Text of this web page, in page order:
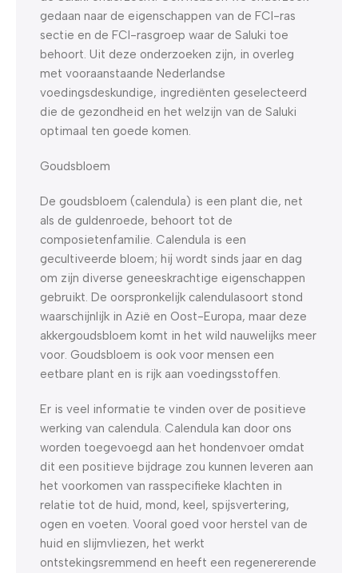
gedaan naar de eigenschappen van de FCI-ras
sectie en de FCI-rasgroep waar de Saluki toe
behoort. Uit deze onderzoeken zijn, in overleg
met vooraanstaande Nederlandse
voedingsdeskundige, ingrediënten geselecteerd
die de gezondheid en het welzijn van de Saluki
optimaal ten goede komen.
Goudsbloem
De goudsbloem (calendula) is een plant die, net
als de guldenroede, behoort tot de
composietenfamilie. Calendula is een
gecultiveerde bloem; hij wordt sinds jaar en dag
om zijn diverse geneeskrachtige eigenschappen
gebruikt. De oorspronkelijk calendulasoort stond
waarschijnlijk in Azië en Oost-Europa, maar deze
akkergoudsbloem komt in het wild nauwelijks meer
voor. Goudsbloem is ook voor mensen een
eetbare plant en is rijk aan voedingsstoffen.
Er is veel informatie te vinden over de positieve
werking van calendula. Calendula kan door ons
worden toegevoegd aan het hondenvoer omdat
dit een positieve bijdrage zou kunnen leveren aan
het voorkomen van rasspecifieke klachten in
relatie tot de huid, mond, keel, spijsvertering,
ogen en voeten. Vooral goed voor herstel van de
huid en slijmvliezen, het werkt
ontstekingsremmend en heeft een regenererende